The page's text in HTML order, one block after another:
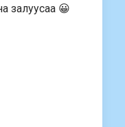
залуусаа 😀